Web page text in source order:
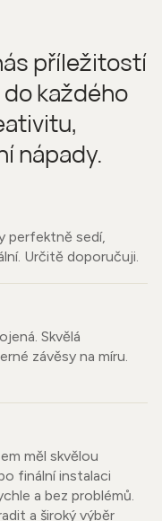
příležitostí
každého
nápady.
perfektně sedí,
Určitě doporučuji.
Skvělá
závěsy na míru.
měl skvělou
finální instalaci
a bez problémů.
a široký výběr